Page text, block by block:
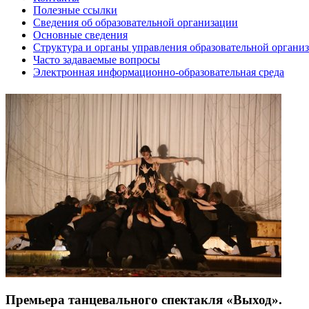
Полезные ссылки
Сведения об образовательной организации
Основные сведения
Структура и органы управления образовательной
Часто задаваемые вопросы
Электронная информационно-образовательная среда
Премьера танцевального спектакля «Выход».